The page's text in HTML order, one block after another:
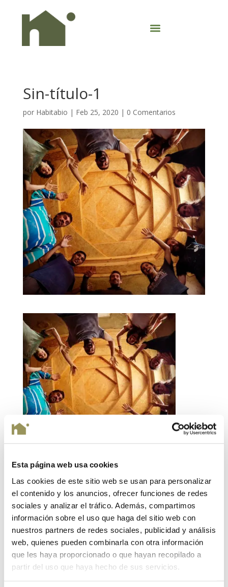
Esta página web usa cookies
Las cookies de este sitio web se usan para personalizar
el contenido y los anuncios, ofrecer funciones de redes
sociales y analizar el tráfico. Además, compartimos
información sobre el uso que haga del sitio web con
nuestros partners de redes sociales, publicidad y análisis
web, quienes pueden combinarla con otra información
que les haya proporcionado o que hayan recopilado a
partir del uso que haya hecho de sus servicios.
Sin-título-1
por Habitabio | Feb 25, 2020 | 0 Comentarios
Enviar comentario
Tu dirección de correo electrónico no será publicada.
Los campos obligatorios están marcados con *